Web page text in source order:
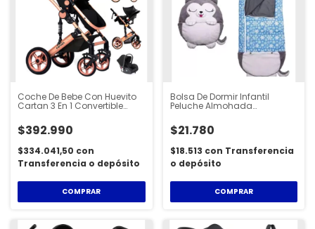
Coche De Bebe Con Huevito
Cartan 3 En 1 Convertible
$392.990
$334.041,50 con
Transferencia o depósito
COMPRAR
Bolsa De Dormir Infantil
Peluche Almohada
$21.780
$18.513 con Transferencia
o depósito
COMPRAR